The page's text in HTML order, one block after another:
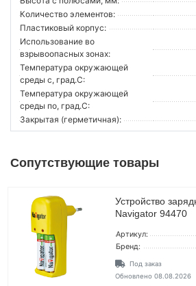
Количество элементов:
Пластиковый корпус:
Использование во
взрывоопасных зонах:
Температура окружающей
среды с, град.C:
Температура окружающей
среды по, град.C:
Закрытая (герметичная):
Сопутствующие товары
Устройство
Navigator 94470
Артикул:
Бренд:
Под заказ
Обновлено 08.08.2026